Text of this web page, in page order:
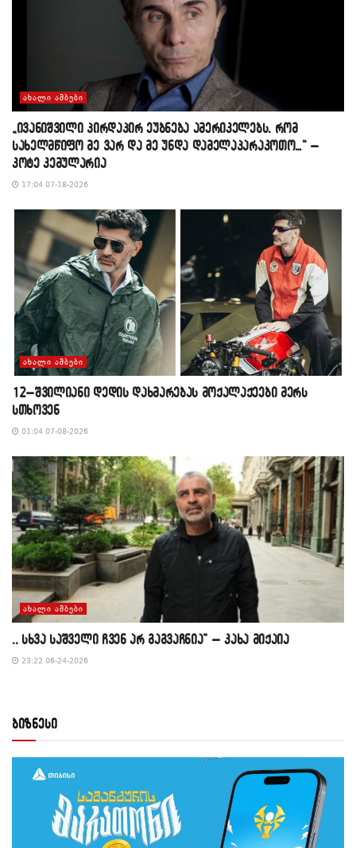
ᲐᲮᲐᲚᲘ ᲐᲛᲑᲔᲑᲘ
„ივანიშვილი პირდაპირ ეუბნება ამერიკელებს, რომ
სახელმწიფო მე ვარ და მე უნდა დამელაპარაკოთო…“ –
კოტე კემულარია
17:04 07-18-2026
ᲐᲮᲐᲚᲘ ᲐᲛᲑᲔᲑᲘ
12–შვილიანი დედის დახმარებას მოქალაქეები მერს
სთხოვენ
01:04 07-08-2026
ᲐᲮᲐᲚᲘ ᲐᲛᲑᲔᲑᲘ
,, სხვა საშველი ჩვენ არ გაგვაჩნია” – კახა მიქაია
23:22 06-24-2026
ბიზნესი